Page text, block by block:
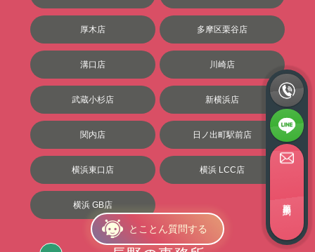
とことん質問する
厚木店 多摩区栗谷店
溝口店 川崎店
武蔵小杉店 新横浜店
関内店 日ノ出町駅前店
横浜東口店 横浜 LCC店
横浜 GB店